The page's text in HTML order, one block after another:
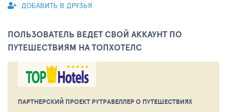
ДОБАВИТЬ В ДРУЗЬЯ
ПОЛЬЗОВАТЕЛЬ ВЕДЕТ СВОЙ АККАУНТ ПО
ПУТЕШЕСТВИЯМ НА ТОПХОТЕЛС
ПАРТНЕРСКИЙ ПРОЕКТ РУТРАВЕЛЛЕРО ПУТЕШЕСТВИЯХ